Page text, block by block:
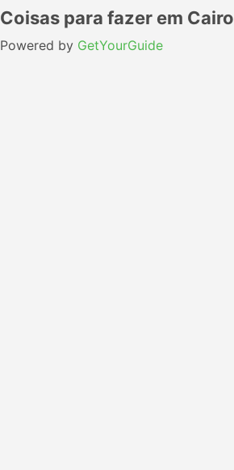
Coisas para fazer em Cairo
Powered by GetYourGuide